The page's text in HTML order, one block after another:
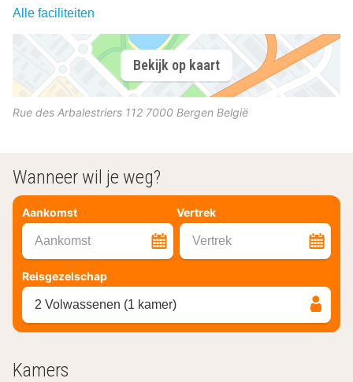
Alle faciliteiten
Bekijk op kaart
Rue des Arbalestriers 112 7000 Bergen België
Wanneer wil je weg?
Aankomst Vertrek
Aankomst Vertrek
Reisgezelschap
2 Volwassenen (1 kamer)
Kamers